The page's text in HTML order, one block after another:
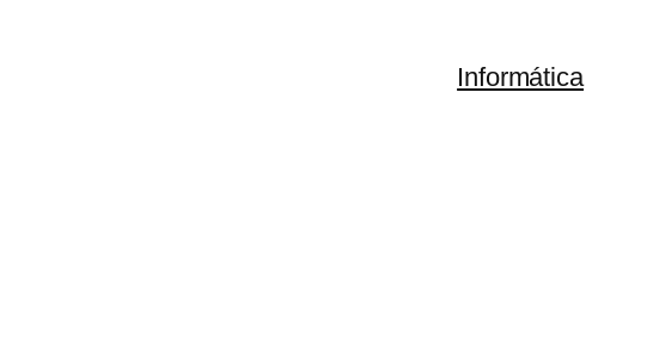
Informática